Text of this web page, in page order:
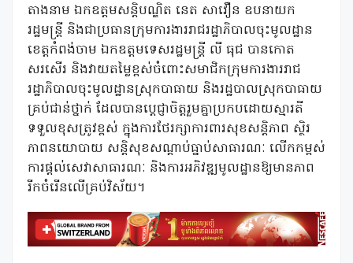
តាងនាម ឯកឧត្តមសន្តិបណ្ឌិត នេត សាវឿន ឧបនាយក
រដ្ឋមន្រ្តី និងជាប្រធានក្រុមការងាររាជរដ្ឋាភិបាលចុះមូលដ្ឋាន
ខេត្តកំពង់ចាម ឯកឧត្តមទេសរដ្ឋមន្រ្តី លី ធុជ បានកោត
សរសើរ និងវាយតម្លៃខ្ពស់ចំពោះសមាជិកក្រុមការងាររាជ
រដ្ឋាភិបាលចុះមូលដ្ឋានស្រុកបាធាយ និងរដ្ឋបាលស្រុកបាធាយ
គ្រប់ជាន់ថ្នាក់ ដែលបានប្តេជ្ញាចិត្តរួមគ្នាប្រកបដោយស្មារតី
ទទួលខុសត្រូវខ្ពស់ ក្នុងការថែរក្សាការពារសុខសន្តិភាព ស្ថិរ
ភាពនយោបាយ សន្តិសុខសណ្តាប់ធ្នាប់សាធារណៈ លើកកម្ពស់
ការផ្តល់សេវាសាធារណៈ និងការអភិវឌ្ឍមូលដ្ឋានឱ្យមានភាព
រីកចំរើនលើគ្រប់វិស័យ។